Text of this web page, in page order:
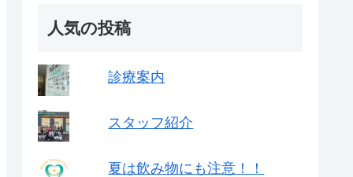
人気の投稿
診療案内
スタッフ紹介
夏は飲み物にも注意！！